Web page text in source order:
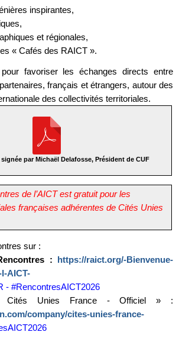
inspirantes,
et régionales,
« Cafés des RAICT ».
pour favoriser les échanges directs entre
français et étrangers, autour des
des collectivités territoriales.
par Michaël Delafosse, Président de CUF
de l’AICT est gratuit pour les
françaises adhérentes de Cités Unies
sur :
:
https://raict.org/-Bienvenue-
AICT-
- #RencontresAICT2026
Unies France - Officiel » :
company/cites-unies-france-